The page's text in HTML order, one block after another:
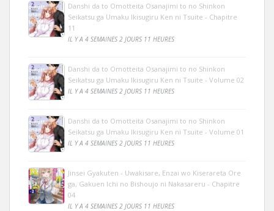
Danshi da to Omotteita Osanajimi to no Shinkon
Seikatsu ga Umaku Ikisugiru Ken ni Tsuite - Chapitre
11
IL Y A 4 SEMAINES 2 JOURS 11 HEURES
Danshi da to Omotteita Osanajimi to no Shinkon
Seikatsu ga Umaku Ikisugiru Ken ni Tsuite - Volume 02
IL Y A 4 SEMAINES 2 JOURS 11 HEURES
Danshi da to Omotteita Osanajimi to no Shinkon
Seikatsu ga Umaku Ikisugiru Ken ni Tsuite - Volume 01
IL Y A 4 SEMAINES 2 JOURS 11 HEURES
Jinsei Gyakuten - Uwakisare, Enzai wo Kiserareta Ore
ga, Gakuen Ichi no Bishoujo ni Nakasareru - Chapitre
04
IL Y A 4 SEMAINES 2 JOURS 11 HEURES